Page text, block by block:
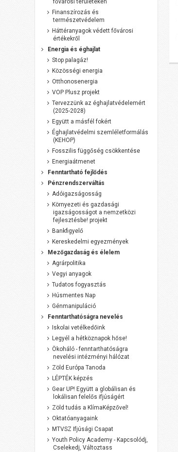
fővárosi területeken
Finanszírozás és
természetvédelem
Háttéranyagok védett fővárosi
értékekről
Energia és éghajlat
Stop palagáz!
Közösségi energia
Otthonosenergia
VOP Plusz projekt
Tervezzünk az éghajlatvédelemért
(2025-2028)
Együtt a másfél fokért
Éghajlatvédelmi szemléletformálás
(KEHOP)
Fosszilis függőség csökkentése
Energiaátmenet
Fenntartható fejlődés
Pénzrendszerváltás
Adóigazságosság
Környezeti és gazdasági
igazságosságot a nemzetközi
fejlesztésbe! projekt
Bankfigyelő
Kereskedelmi egyezmények
Mezőgazdaság és élelem
Agrárpolitika
Vegyi anyagok
Tudatos fogyasztás
Húsmentes Nap
Génmanipuláció
Fenntarthatóságra nevelés
Iskolai vetélkedőink
Legyél a hétköznapok hőse!
Ökoháló - fenntarthatóságra
nevelési intézményi hálózat
Zöld Európa Tanoda
LÉPTÉK képzés
Gear UP! Együtt a globálisan és
lokálisan felelős ifjúságért
Zöld tudás a KlímaKépzővel!
Oktatóanyagaink
MTVSZ Ifjúsági Csapat
Youth Policy Academy - Kapcsolódj,
Cselekedj, Változtass